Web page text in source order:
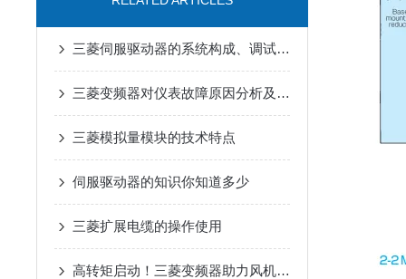
三菱伺服驱动器的系统构成、调试流程、日常维护和常见问题处理
三菱变频器对仪表故障原因分析及解决措施
三菱模拟量模块的技术特点
伺服驱动器的知识你知道多少
三菱扩展电缆的操作使用
高转矩启动！三菱变频器助力风机、泵类负载高效运行